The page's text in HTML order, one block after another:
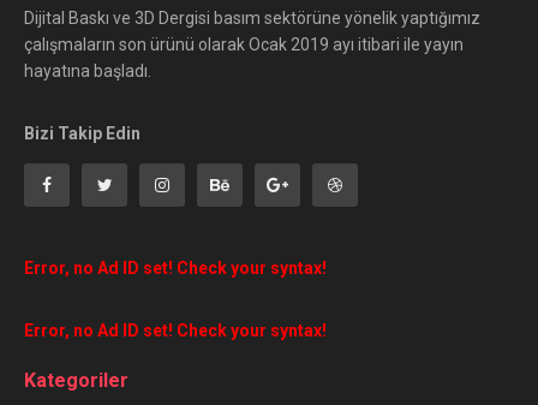
Dijital Baskı ve 3D Dergisi basım sektörüne yönelik yaptığımız
çalışmaların son ürünü olarak Ocak 2019 ayı itibari ile yayın
hayatına başladı.
Bizi Takip Edin
Error, no Ad ID set! Check your syntax!
Error, no Ad ID set! Check your syntax!
Kategoriler